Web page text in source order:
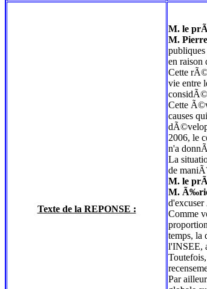
Texte de la REPONSE :
M. le
M.
en raison
Cette
vie entre
Cette
causes
2006, le
n'a
La
de
M. le
M.
Comme
temps, la
l'INSEE,
Par